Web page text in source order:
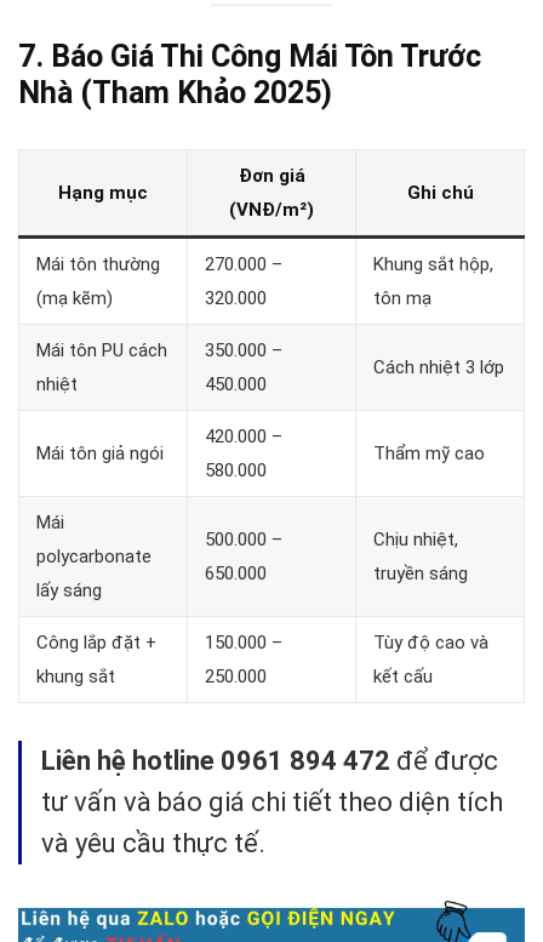
7. Báo Giá Thi Công Mái Tôn Trước
Nhà (Tham Khảo 2025)
Hạng mục
Đơn giá
(VNĐ/m²)
Ghi chú
Mái tôn thường
(mạ kẽm)
270.000 –
320.000
Khung sắt hộp,
tôn mạ
Mái tôn PU cách
nhiệt
350.000 –
450.000
Cách nhiệt 3 lớp
Mái tôn giả ngói
420.000 –
580.000
Thẩm mỹ cao
Mái
polycarbonate
lấy sáng
500.000 –
650.000
Chịu nhiệt,
truyền sáng
Công lắp đặt +
khung sắt
150.000 –
250.000
Tùy độ cao và
kết cấu
Liên hệ hotline 0961 894 472 để được
tư vấn và báo giá chi tiết theo diện tích
và yêu cầu thực tế.